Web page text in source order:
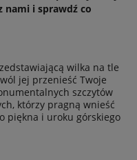
nami i sprawdź co
wilka na tle
jej przenieść Twoje
szczytów
którzy pragną wnieść
piękna i uroku górskiego